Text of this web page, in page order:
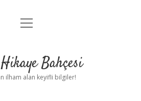
Anasayfa
Yasal Uyarı
menüyü
Bahçesi
ilham alan keyifli bilgiler!